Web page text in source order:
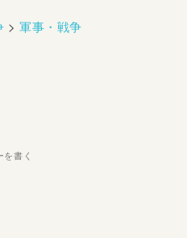
>軍事・戦争
を書く